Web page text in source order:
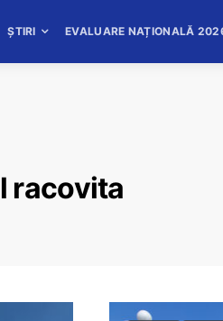
ȘTIRI EVALUARE NAȚIONALĂ
racovita